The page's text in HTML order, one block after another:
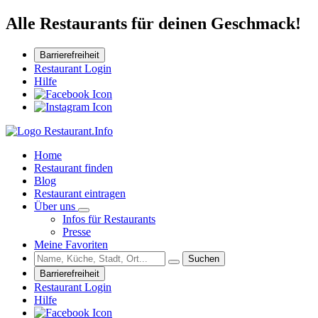
Alle Restaurants für deinen Geschmack!
Barrierefreiheit
Restaurant Login
Hilfe
Home
Restaurant finden
Blog
Restaurant eintragen
Über uns
Infos für Restaurants
Presse
Meine Favoriten
Suchen
Barrierefreiheit
Restaurant Login
Hilfe